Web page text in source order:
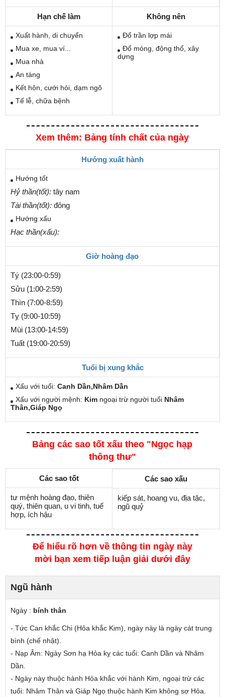
Hạn chế làm
Xuất hành, di chuyển
Mua xe, mua ví...
Mua nhà
An táng
Kết hôn, cưới hỏi, dạm ngõ
Tế lễ, chữa bệnh
Không nên
Đổ trần lợp mái
Đổ móng, động thổ, xây
dựng
Xem thêm: Bảng tính chất của ngày
Hướng xuất hành
Hướng tốt
Hỷ thần(tốt): tây nam
Tài thần(tốt): đông
Hướng xấu
Hạc thần(xấu):
Giờ hoàng đạo
Tý (23:00-0:59)
Sửu (1:00-2:59)
Thìn (7:00-8:59)
Tỵ (9:00-10:59)
Mùi (13:00-14:59)
Tuất (19:00-20:59)
Tuổi bị xung khắc
Xấu với tuổi: Canh Dần,Nhâm Dần
Xấu với người mệnh: Kim ngoại trừ người tuổi Nhâm
Thân,Giáp Ngọ
Bảng các sao tốt xấu theo "Ngọc hạp
thông thư"
Các sao tốt
tư mệnh hoàng đạo, thiên
quý, thiên quan, u vi tinh, tuế
hợp, ích hậu
Các sao xấu
kiếp sát, hoang vu, địa tặc,
ngũ quỷ
Để hiểu rõ hơn về thông tin ngày này
mời bạn xem tiếp luận giải dưới đây
Ngũ hành
Ngày : bính thân
- Tức Can khắc Chi (Hỏa khắc Kim), ngày này là ngày cát trung
bình (chế nhật).
- Nạp Âm: Ngày Sơn hạ Hỏa kỵ các tuổi: Canh Dần và Nhâm
Dần.
- Ngày này thuộc hành Hỏa khắc với hành Kim, ngoại trừ các
tuổi: Nhâm Thân và Giáp Ngọ thuộc hành Kim không sợ Hỏa.